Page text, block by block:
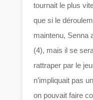
tournait le plus
que si le
maintenu, Senna
(4), mais il se
rattraper par le
n’impliquait pas
on pouvait faire